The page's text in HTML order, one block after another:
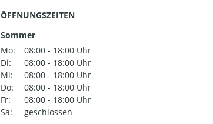
ÖFFNUNGSZEITEN
Sommer
Mo:
08:00 - 18:00 Uhr
Di:
08:00 - 18:00 Uhr
Mi:
08:00 - 18:00 Uhr
Do:
08:00 - 18:00 Uhr
Fr:
08:00 - 18:00 Uhr
Sa:
geschlossen